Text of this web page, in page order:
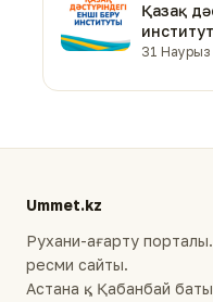
Қазақ
31
Ummet.kz
Рухани-ағарту
ресми сайты.
Астана қ., Қабанбай